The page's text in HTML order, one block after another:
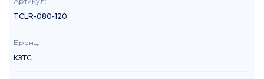
TCLR-080-120
Бренд:
КЗТС